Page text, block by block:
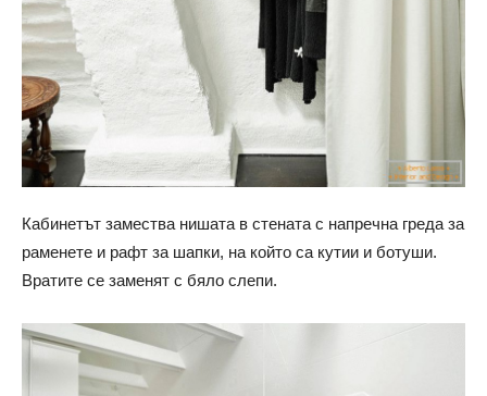
Кабинетът замества нишата в стената с напречна греда за
раменете и рафт за шапки, на който са кутии и ботуши.
Вратите се заменят с бяло слепи.